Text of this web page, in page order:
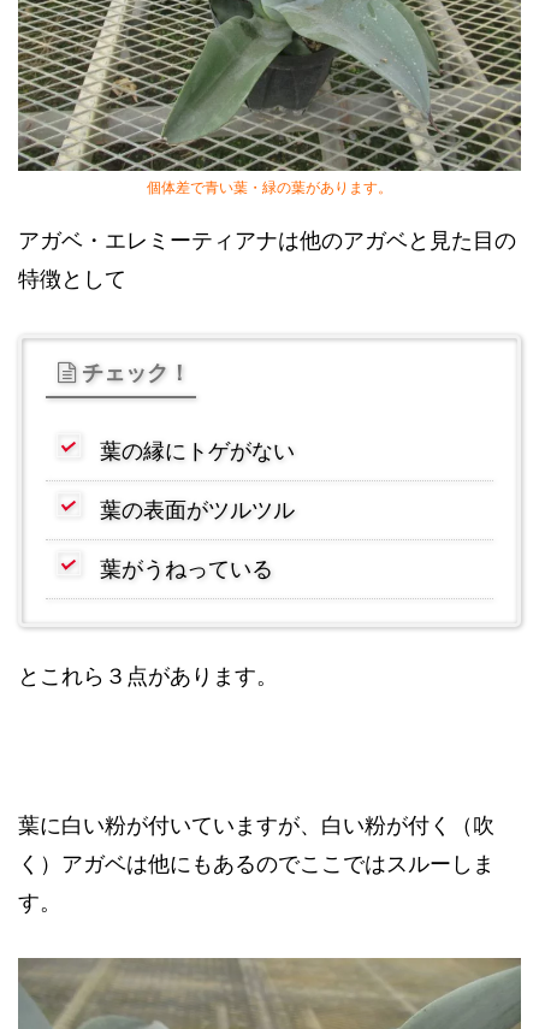
個体差で青い葉・緑の葉があります。
アガベ・エレミーティアナは他のアガベと見た目の
特徴として
チェック！
葉の縁にトゲがない
葉の表面がツルツル
葉がうねっている
とこれら３点があります。
葉に白い粉が付いていますが、白い粉が付く（吹
く）アガベは他にもあるのでここではスルーしま
す。